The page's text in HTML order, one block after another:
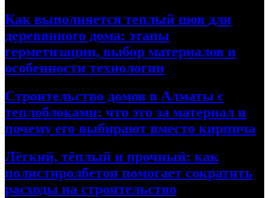
Как выполняется теплый шов для
деревянного дома: этапы
герметизации, выбор материалов и
особенности технологии
Строительство домов в Алматы с
теплоблоками: что это за материал и
почему его выбирают вместо кирпича
Лёгкий, тёплый и прочный: как
полистиролбетон помогает сократить
расходы на строительство